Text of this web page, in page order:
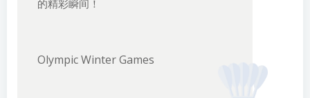
的精彩瞬间！
Olympic Winter Games